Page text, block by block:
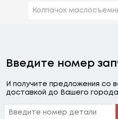
Колпачок
Введите номер
И получите предложения со
доставкой до Вашего города